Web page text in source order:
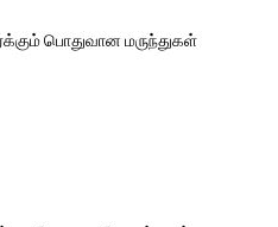
பொதுவான மருந்துகள்